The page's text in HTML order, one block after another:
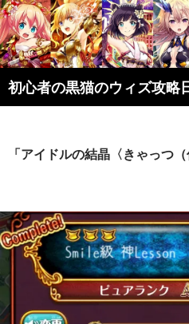
初心者の黒猫のウィズ攻略
検
索
ン
キ
ッ
プ
「アイドルの結晶〈きゃっつ